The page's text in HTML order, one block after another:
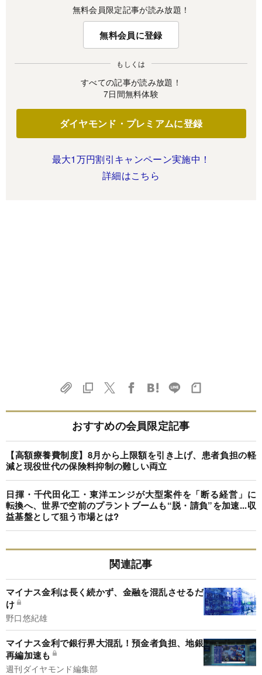
無料会員限定記事が読み放題！
無料会員に登録
もしくは
すべての記事が読み放題！
7日間無料体験
ダイヤモンド・プレミアムに登録
最大1万円割引キャンペーン実施中！
詳細はこちら
おすすめの会員限定記事
【高額療養費制度】8月から上限額を引き上げ、患者負担の軽
減と現役世代の保険料抑制の難しい両立
日揮・千代田化工・東洋エンジが大型案件を「断る経営」に
転換へ、世界で空前のプラントブームも“脱・請負”を加速...収
益基盤として狙う市場とは?
関連記事
マイナス金利は長く続かず、金融を混乱させるだ
け
野口悠紀雄
マイナス金利で銀行界大混乱！預金者負担、地銀
再編加速も
週刊ダイヤモンド編集部